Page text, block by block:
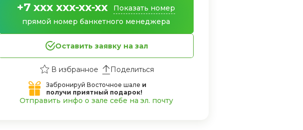
+7 xxx xxx-xx-xx
Показать номер
прямой номер банкетного менеджера
Оставить заявку на зал
Поделиться
Забронируй Восточное шале и
получи приятный подарок!
Отправить инфо о зале себе на эл. почту